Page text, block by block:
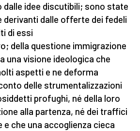
dalle idee discutibili; sono state
derivanti dalle offerte dei fedeli
di essi
della questione immigrazione
una visione ideologica che
aspetti e ne deforma
delle strumentalizzazioni
profughi, né della loro
alla partenza, né dei traffici
che una accoglienza cieca